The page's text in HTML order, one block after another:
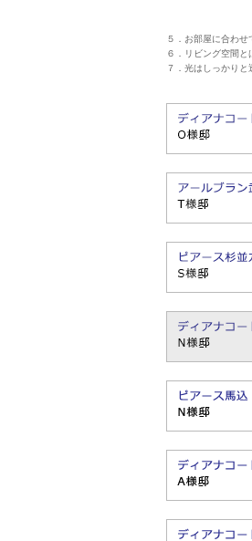
５．お部屋に合わ
６．リビング空間
７．光はしっかり